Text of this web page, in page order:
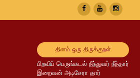
தினம் ஒரு திருக்குறள்
பிறவிப் பெருங்கடல் நீந்துவர் நீந்தார்
இறைவன் அடிசேரா தார்